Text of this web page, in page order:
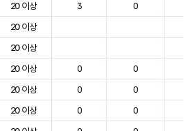
20 이상 3 0
20 이상
20 이상
20 이상 0 0
20 이상 0 0
20 이상 0 0